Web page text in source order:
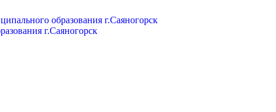
образования г.Саяногорск
г.Саяногорск